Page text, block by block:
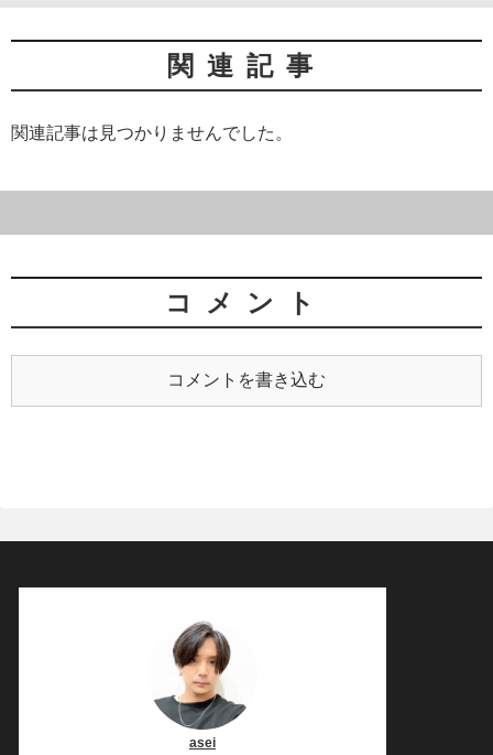
関連記事
関連記事は見つかりませんでした。
コメント
コメントを書き込む
asei